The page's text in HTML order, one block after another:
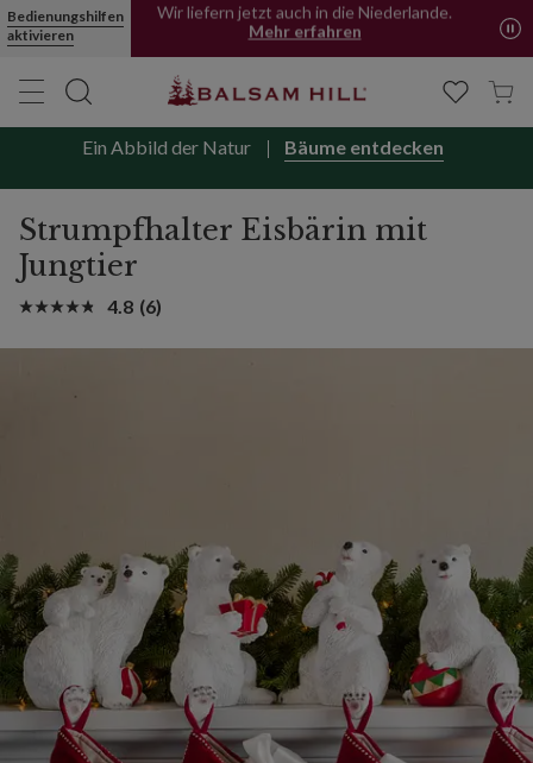
Bedienungshilfen
aktivieren
Jetzt kaufen, später bezahlen mit PayPal
Wir liefern jetzt auch in die Niederlande.
Mehr erfahren
Ein Abbild der Natur Bäume entdecken
Strumpfhalter Eisbärin mit
Jungtier
4.8 (6)